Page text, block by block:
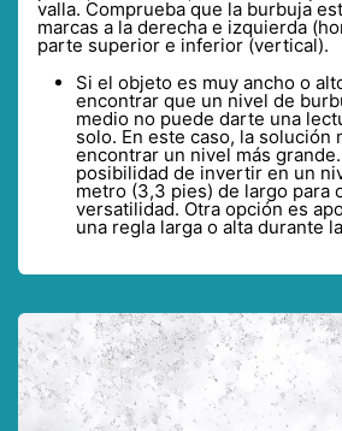
valla. Comprueba que la burbuja
marcas a la derecha e izquierda
parte superior e inferior (vertical).
Si el objeto es muy ancho o
encontrar que un nivel de
medio no puede darte una
solo. En este caso, la solución
encontrar un nivel más
posibilidad de invertir en un
metro (3,3 pies) de largo para
versatilidad. Otra opción es
una regla larga o alta durante